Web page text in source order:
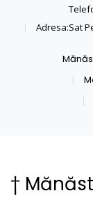
Adresa:Sat
†